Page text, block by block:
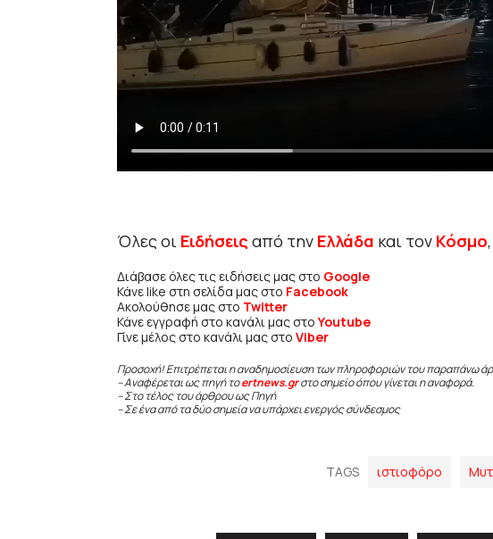
Όλες οι Ειδήσεις από την Ελλάδα και τον Κόσμο
Διάβασε όλες τις ειδήσεις μας στο Google
Κάνε like στη σελίδα μας στο Facebook
Ακολούθησε μας στο Twitter
Κάνε εγγραφή στο κανάλι μας στοYoutube
Γίνε μέλος στο κανάλι μας στο Viber
Προσοχή! Επιτρέπεται η αναδημοσίευση των πληροφοριών του παραπάνω
– Αναφέρεται ως πηγή τοertnews.gr στο σημείο όπου γίνεται η αναφορά.
– Στο τέλος του άρθρου ως Πηγή
– Σε ένα από τα δύο σημεία να υπάρχει ενεργός σύνδεσμος
TAGS ιστιοφόρο